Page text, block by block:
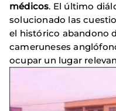
médicos. El último
solucionado las
el histórico abandono
cameruneses
ocupar un lugar